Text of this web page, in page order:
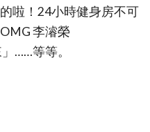
啦！24小時健身房不可
李濬榮
……等等。